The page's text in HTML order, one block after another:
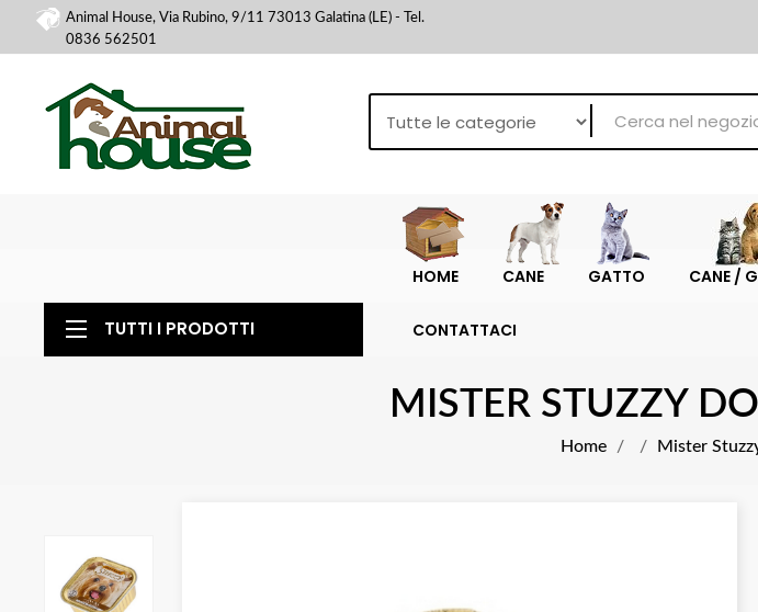
Animal House, Via Rubino, 9/11 73013 Galatina (LE) - Tel.
0836 562501
HOME CANE GATTO CANE /
CONTATTACI
TUTTI I PRODOTTI
MISTER STUZZY
Home Mister